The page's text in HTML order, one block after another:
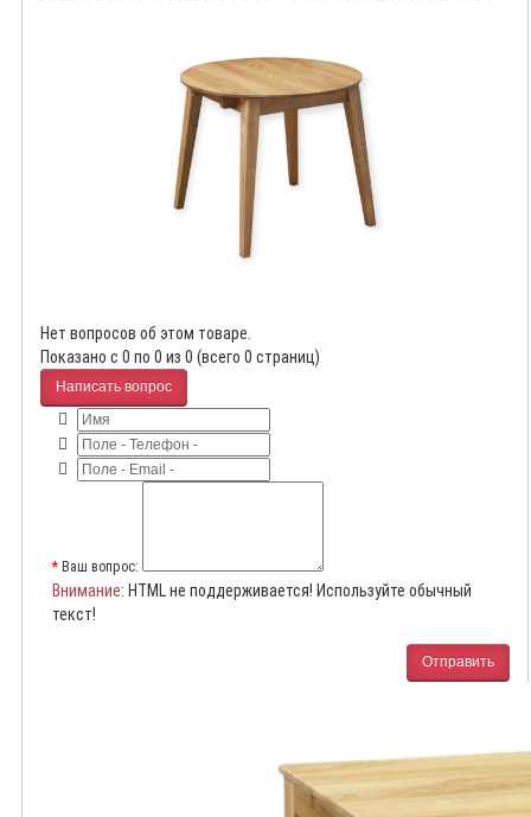
Нет вопросов об этом товаре.
Показано с 0 по 0 из 0 (всего 0 страниц)
Написать вопрос
Ваш вопрос:
Внимание: HTML не поддерживается! Используйте обычный
текст!
Отправить